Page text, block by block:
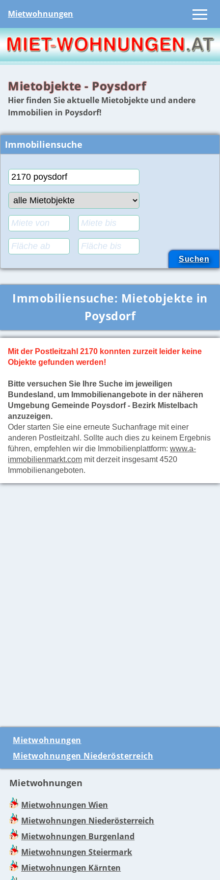
Mietwohnungen
Mietobjekte - Poysdorf
Hier finden Sie aktuelle Mietobjekte und andere
Immobilien in Poysdorf!
Immobiliensuche
Immobiliensuche: Mietobjekte in
Poysdorf
Mit der Postleitzahl 2170 konnten zurzeit leider keine
Objekte gefunden werden!
Bitte versuchen Sie Ihre Suche im jeweiligen
Bundesland, um Immobilienangebote in der näheren
Umgebung Gemeinde Poysdorf - Bezirk Mistelbach
anzuzeigen.
Oder starten Sie eine erneute Suchanfrage mit einer
anderen Postleitzahl. Sollte auch dies zu keinem Ergebnis
führen, empfehlen wir die Immobilienplattform:www.a-
immobilienmarkt.com mit derzeit insgesamt 4520
Immobilienangeboten.
Mietwohnungen
Mietwohnungen Niederösterreich
Mietwohnungen
Mietwohnungen Wien
Mietwohnungen Niederösterreich
Mietwohnungen Burgenland
Mietwohnungen Steiermark
Mietwohnungen Kärnten